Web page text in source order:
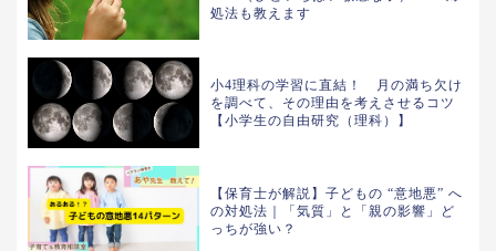
処法も教えます
小4理科の学習に直結！ 月の満ち欠け
を調べて、その理由を考えさせるコツ
【小学生の自由研究（理科）】
【保育士が解説】子どもの “意地悪” へ
の対処法｜「気質」と「親の影響」ど
っちが強い？